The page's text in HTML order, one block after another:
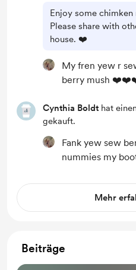
Enjoy some chimken
Please share with
house. ❤️
My fren yew r
berry mush
Cynthia Boldt hat
gekauft.
Fank yew sew
nummies my
Mehr
Beiträge